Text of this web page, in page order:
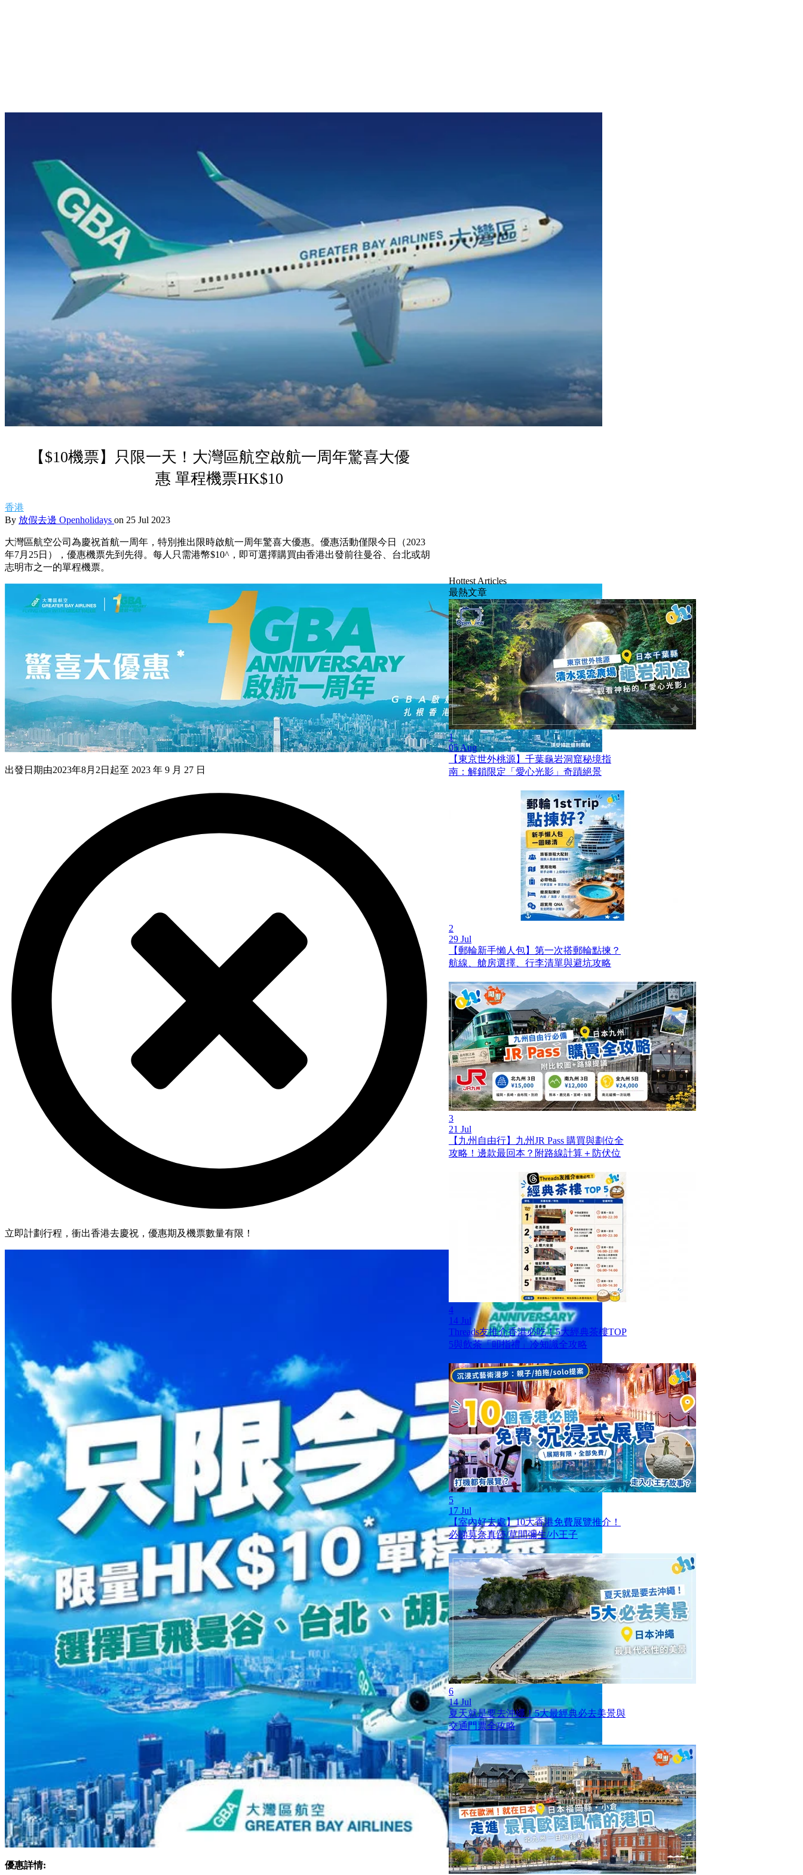
【$10機票】只限一天！大灣區航空啟航一周年驚喜大優
惠 單程機票HK$10
香港
By 放假去邊 Openholidays on 25 Jul 2023
大灣區航空公司為慶祝首航一周年，特別推出限時啟航一周年驚喜大優惠。優惠活動僅限今日（2023
年7月25日），優惠機票先到先得。每人只需港幣$10^，即可選擇購買由香港出發前往曼谷、台北或胡
志明市之一的單程機票。
出發日期由2023年8月2日起至 2023 年 9 月 27 日
立即計劃行程，衝出香港去慶祝，優惠期及機票數量有限！
優惠詳情:
Hottest Articles
最熱文章
1
05 Aug
【東京世外桃源】千葉龜岩洞窟秘境指
南：解鎖限定「愛心光影」奇蹟絕景
2
29 Jul
【郵輪新手懶人包】第一次搭郵輪點揀？
航線、艙房選擇、行李清單與避坑攻略
3
21 Jul
【九州自由行】九州JR Pass 購買與劃位全
攻略！邊款最回本？附路線計算＋防伏位
4
14 Jul
Threads友推介香港必吃！5大經典茶樓TOP
5與飲茶「叩指禮」冷知識全攻略
5
17 Jul
【室內好去處】10大香港免費展覽推介！
必睇莫奈真跡/草間彌生/小王子
6
14 Jul
夏天就是要去沖繩！5大最經典必去美景與
交通門票全攻略